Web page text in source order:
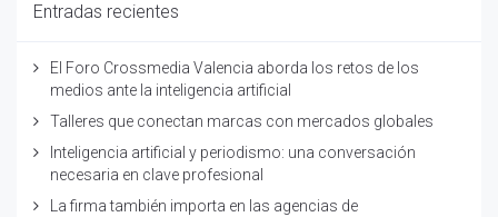
Entradas recientes
El Foro Crossmedia Valencia aborda los retos de los
medios ante la inteligencia artificial
Talleres que conectan marcas con mercados globales
Inteligencia artificial y periodismo: una conversación
necesaria en clave profesional
La firma también importa en las agencias de